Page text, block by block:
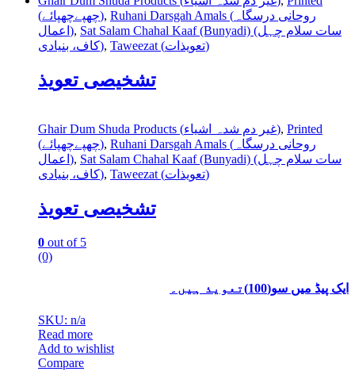
(چھپےچھپائے), Ruhani Darsgah Amals (روحانی درسگاہ
اعمال), Sat Salam Chahal Kaaf (Bunyadi) (سات سلام چہل
کاف، بنیادی), Taweezat (تعویذات)
تشخیصی تعویذ
Ghair Dum Shuda Products (غیر دم شدہ اشیاء), Printed
(چھپےچھپائے), Ruhani Darsgah Amals (روحانی درسگاہ
اعمال), Sat Salam Chahal Kaaf (Bunyadi) (سات سلام چہل
کاف، بنیادی), Taweezat (تعویذات)
تشخیصی تعویذ
0 out of 5
(0)
ایک پیڈ میں سو(100)تعویذ ہیں۔
SKU: n/a
Read more
Add to wishlist
Compare